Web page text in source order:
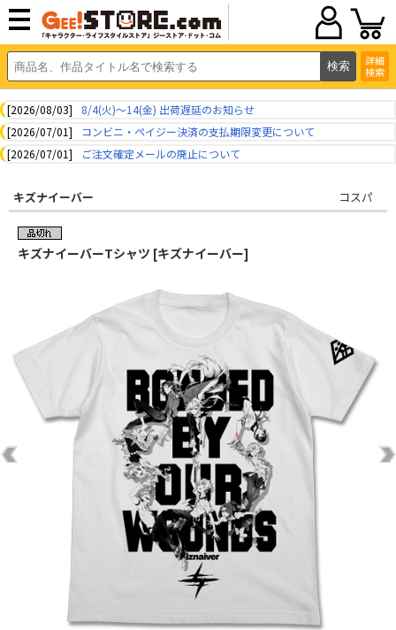
詳細
検索
[2026/08/03]
8/4(火)～14(金) 出荷遅延のお知らせ
[2026/07/01]
コンビニ・ペイジー決済の支払期限変更について
[2026/07/01]
ご注文確定メールの廃止について
キズナイーバー コスパ
キズナイーバーTシャツ [キズナイーバー]